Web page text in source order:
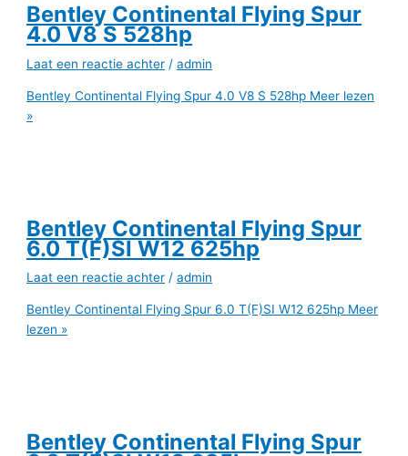
Bentley Continental Flying Spur
4.0 V8 S 528hp
Laat een reactie achter /admin
Bentley Continental Flying Spur 4.0 V8 S 528hp Meer lezen
»
Bentley Continental Flying Spur
6.0 T(F)SI W12 625hp
Laat een reactie achter /admin
Bentley Continental Flying Spur 6.0 T(F)SI W12 625hp Meer
lezen »
Bentley Continental Flying Spur